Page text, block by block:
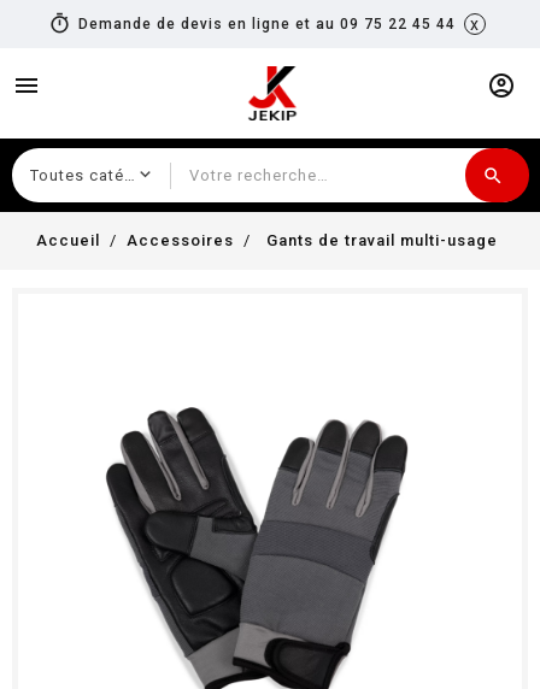
timer Demande de devis en ligne et au 09 75 22 45 44 x
menu account_circle
search
Accueil Accessoires Gants de travail multi-usage